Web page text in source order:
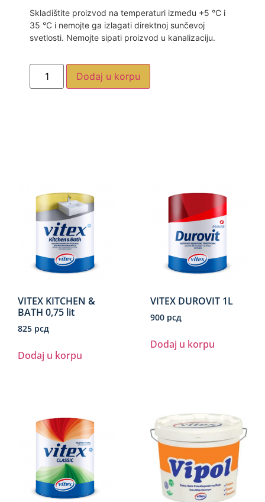
Skladištite proizvod na temperaturi između +5 °C i
35 °C i nemojte ga izlagati direktnoj sunčevoj
svetlosti. Nemojte sipati proizvod u kanalizaciju.
Dodaj u korpu
VITEX KITCHEN &
BATH 0,75 lit
825 рсд
Dodaj u korpu
VITEX DUROVIT 1L
900 рсд
Dodaj u korpu